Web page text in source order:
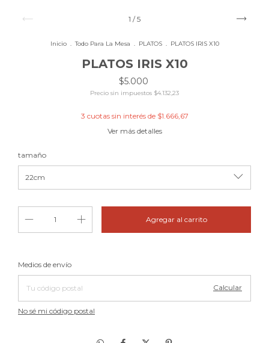
1 /5
Inicio . Todo Para La Mesa . PLATOS . PLATOS IRIS X10
PLATOS IRIS X10
$5.000
Precio sin impuestos $4.132,23
3 cuotas sin interés de $1.666,67
Ver más detalles
tamaño
Entregas para el CP:
Medios de envío
Calcular
No sé mi código postal